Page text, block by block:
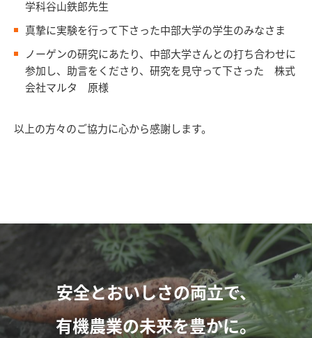
学科谷山鉄郎先生
真摯に実験を行って下さった中部大学の学生のみなさま
ノーゲンの研究にあたり、中部大学さんとの打ち合わせに
参加し、助言をくださり、研究を見守って下さった 株式
会社マルタ 原様
以上の方々のご協力に心から感謝します。
安全とおいしさの両立で、
有機農業の未来を豊かに。